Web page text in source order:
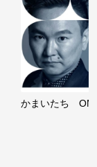
かまいたち